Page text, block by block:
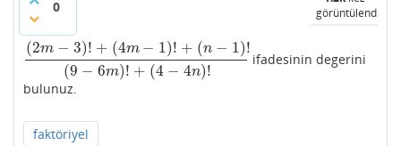
0
görüntülendi
(2m − 3)! + (4m − 1)! + (n − 1)!
(9 − 6m)! + (4 − 4n)!
(2m−3)!+(4m−1)!+(n−1)!(9−6m)!+(4−4n)! ifadesinin degerini
bulunuz.
faktöriyel